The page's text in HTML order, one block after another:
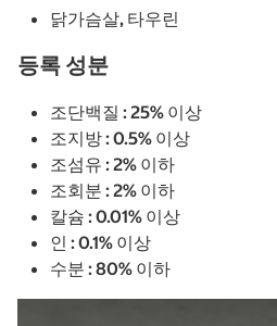
닭가슴살, 타우린
등록 성분
조단백질 : 25% 이상
조지방 : 0.5% 이상
조섬유 : 2% 이하
조회분 : 2% 이하
칼슘 : 0.01% 이상
인 : 0.1% 이상
수분 : 80% 이하